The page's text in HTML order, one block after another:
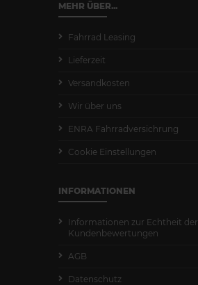
MEHR ÜBER...
Fahrrad Leasing
Lieferzeit
Versandkosten
Wir über uns
ENRA Fahrradversichrung
Cookie Einstellungen
INFORMATIONEN
Informationen zur Echtheit der
Kundenbewertungen
AGB
Datenschutz